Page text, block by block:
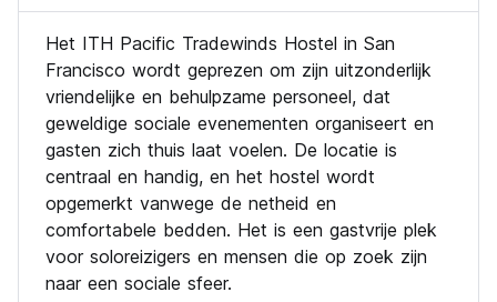
Het ITH Pacific Tradewinds Hostel in San
Francisco wordt geprezen om zijn uitzonderlijk
vriendelijke en behulpzame personeel, dat
geweldige sociale evenementen organiseert en
gasten zich thuis laat voelen. De locatie is
centraal en handig, en het hostel wordt
opgemerkt vanwege de netheid en
comfortabele bedden. Het is een gastvrije plek
voor soloreizigers en mensen die op zoek zijn
naar een sociale sfeer.